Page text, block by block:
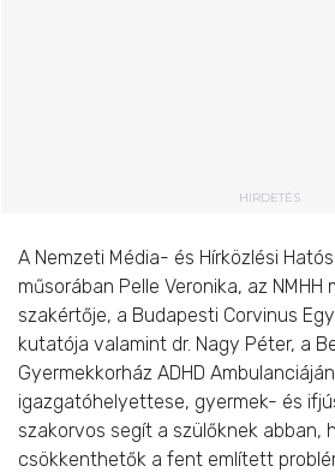
HIRDETÉS
A Nemzeti Média- és Hírközlési
műsorában Pelle Veronika, az
szakértője, a Budapesti Corvinus
kutatója valamint dr. Nagy Péter, a
Gyermekkorház ADHD
igazgatóhelyettese, gyermek- és
szakorvos segít a szülőknek abban,
csökkenthetők a fent említett